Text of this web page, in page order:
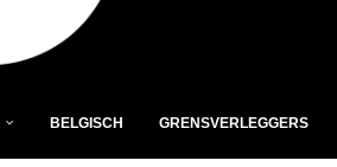
BELGISCH GRENSVERLEGGERS